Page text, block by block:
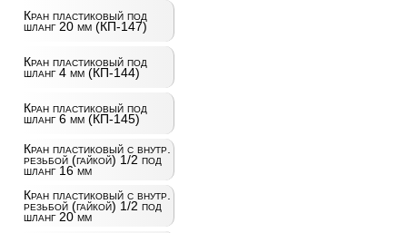
Кран пластиковый под
шланг 20 мм (КП-147)
Кран пластиковый под
шланг 4 мм (КП-144)
Кран пластиковый под
шланг 6 мм (КП-145)
Кран пластиковый с внутр.
резьбой (гайкой) 1/2 под
шланг 16 мм
Кран пластиковый с внутр.
резьбой (гайкой) 1/2 под
шланг 20 мм